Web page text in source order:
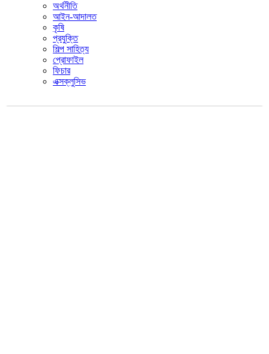
অর্থনীতি
আইন-আদালত
কৃষি
প্রযুক্তি
শিল্প সাহিত্য
প্রোফাইল
ফিচার
এক্সক্লুসিভ